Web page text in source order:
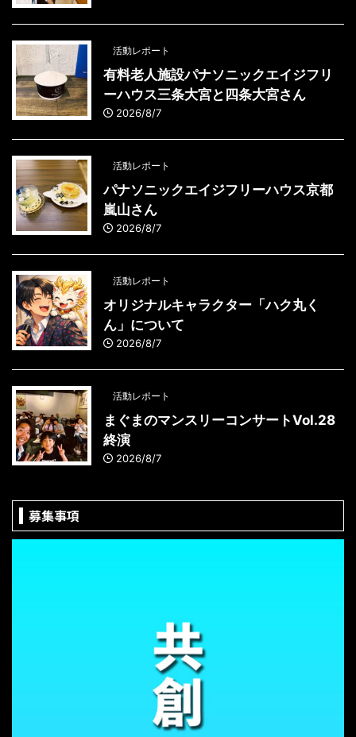
活動レポート
有料老人施設パナソニックエイジフリ
ーハウス三条大宮と四条大宮さん
2026/8/7
活動レポート
パナソニックエイジフリーハウス京都
嵐山さん
2026/8/7
活動レポート
オリジナルキャラクター「ハク丸く
ん」について
2026/8/7
活動レポート
まぐまのマンスリーコンサートVol.28
終演
2026/8/7
募集事項